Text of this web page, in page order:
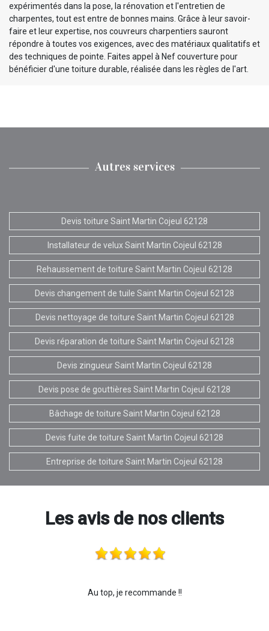
expérimentés dans la pose, la rénovation et l'entretien de
charpentes, tout est entre de bonnes mains. Grâce à leur savoir-
faire et leur expertise, nos couvreurs charpentiers sauront
répondre à toutes vos exigences, avec des matériaux qualitatifs et
des techniques de pointe. Faites appel à Nef couverture pour
bénéficier d'une toiture durable, réalisée dans les règles de l'art.
Autres services
Devis toiture Saint Martin Cojeul 62128
Installateur de velux Saint Martin Cojeul 62128
Rehaussement de toiture Saint Martin Cojeul 62128
Devis changement de tuile Saint Martin Cojeul 62128
Devis nettoyage de toiture Saint Martin Cojeul 62128
Devis réparation de toiture Saint Martin Cojeul 62128
Devis zingueur Saint Martin Cojeul 62128
Devis pose de gouttières Saint Martin Cojeul 62128
Bâchage de toiture Saint Martin Cojeul 62128
Devis fuite de toiture Saint Martin Cojeul 62128
Entreprise de toiture Saint Martin Cojeul 62128
Les avis de nos clients
Au top, je recommande !!